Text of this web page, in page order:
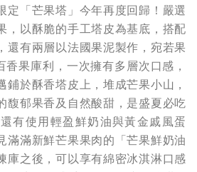
定「芒果塔」今年再度回歸！嚴選
，以酥脆的手工塔皮為基底，搭配
還有兩層以法國果泥製作，宛若果
果庫利，一次擁有多層次口感，
鋪於酥香塔皮上，堆成芒果小山，
馥郁果香及自然酸甜，是盛夏必吃
有使用輕盈鮮奶油與黃金戚風蛋
滿滿新鮮芒果果肉的「芒果鮮奶油
庫之後，可以享有綿密冰淇淋口感